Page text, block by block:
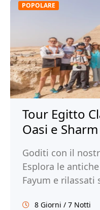
POPOLARE
Tour Egitto
Oasi e
Goditi con il
Esplora le
Fayum e rilassati
8 Giorni / 7 Notti